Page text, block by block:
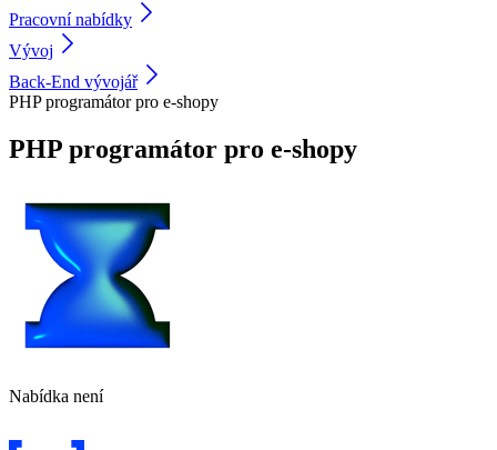
Pracovní nabídky
Vývoj
Back-End vývojář
PHP programátor pro e-shopy
PHP programátor pro e-shopy
Nabídka není